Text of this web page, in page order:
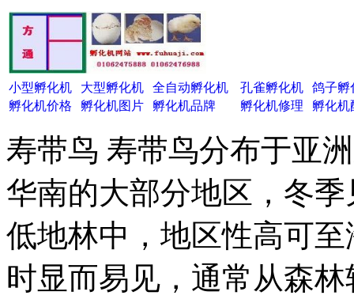
小型孵化机 大型孵化机 全自动孵化机 孔雀孵化机
鸽子孵
孵化机价格
孵化机图片 孵化机品牌 孵化机修理 孵化机
寿带鸟 寿带鸟分布于亚
华南的大部分地区，冬
低地林中，地区性高可
时显而易见，通常从森